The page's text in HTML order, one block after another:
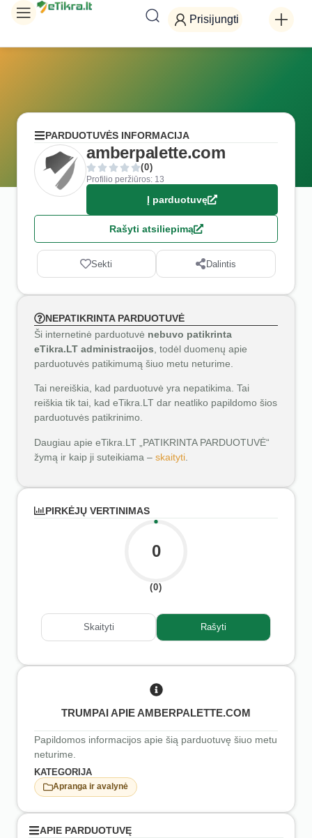
Prisijungti
PARDUOTUVĖS INFORMACIJA
amberpalette.com
(0)
Profilio peržiūros: 13
Į parduotuvę
Rašyti atsiliepimą
Sekti Dalintis
NEPATIKRINTA PARDUOTUVĖ
Ši internetinė parduotuvė nebuvo patikrinta
eTikra.LT administracijos , todėl duomenų apie
parduotuvės patikimumą šiuo metu neturime.
Tai nereiškia, kad parduotuvė yra nepatikima. Tai
reiškia tik tai, kad eTikra.LT dar neatliko papildomo šios
parduotuvės patikrinimo.
Daugiau apie eTikra.LT „PATIKRINTA PARDUOTUVĖ“
žymą ir kaip ji suteikiama – skaityti
PIRKĖJŲ VERTINIMAS
0
(0)
Skaityti Rašyti
TRUMPAI APIE AMBERPALETTE.COM
Papildomos informacijos apie šią parduotuvę šiuo metu
neturime.
KATEGORIJA
Apranga ir avalynė
APIE PARDUOTUVĘ